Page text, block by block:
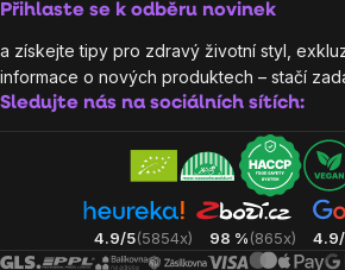
Přihlaste se k odběru novinek
a získejte tipy pro zdravý životní styl,
informace o nových produktech – stačí
Sledujte nás na sociálních sítích:
4.9/5(5854x) 98 %(865x)